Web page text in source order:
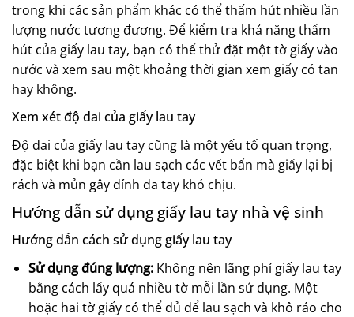
trong khi các sản phẩm khác có thể thấm hút nhiều lần
lượng nước tương đương. Để kiểm tra khả năng thấm
hút của giấy lau tay, bạn có thể thử đặt một tờ giấy vào
nước và xem sau một khoảng thời gian xem giấy có tan
hay không.
Xem xét độ dai của giấy lau tay
Độ dai của giấy lau tay cũng là một yếu tố quan trọng,
đặc biệt khi bạn cần lau sạch các vết bẩn mà giấy lại bị
rách và mủn gây dính da tay khó chịu.
Hướng dẫn sử dụng giấy lau tay nhà vệ sinh
Hướng dẫn cách sử dụng giấy lau tay
Sử dụng đúng lượng:Không nên lãng phí giấy lau tay
bằng cách lấy quá nhiều tờ mỗi lần sử dụng. Một
hoặc hai tờ giấy có thể đủ để lau sạch và khô ráo cho